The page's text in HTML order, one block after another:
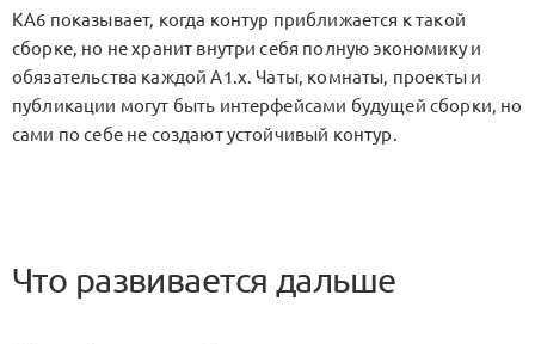
KA6 показывает, когда контур приближается к такой
сборке, но не хранит внутри себя полную экономику и
обязательства каждойA1.x. Чаты, комнаты, проекты и
публикации могут быть интерфейсами будущей сборки, но
сами по себе не создают устойчивый контур.
Что развивается дальше